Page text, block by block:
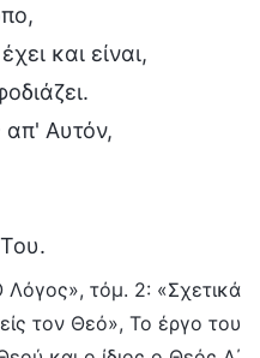
και είναι,
απ' Αυτόν,
τόμ. 2: «Σχετικά
τον Θεό», Το έργο του